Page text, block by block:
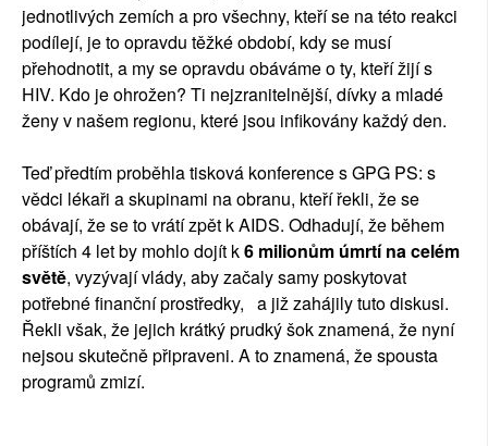
jednotlivých zemích a pro všechny, kteří se na této reakci
podílejí, je to opravdu těžké období, kdy se musí
přehodnotit, a my se opravdu obáváme o ty, kteří žijí s
HIV. Kdo je ohrožen? Ti nejzranitelnější, dívky a mladé
ženy v našem regionu, které jsou infikovány každý den.
Teď předtím proběhla tisková konference s GPG PS: s
vědci lékaři a skupinami na obranu, kteří řekli, že se
obávají, že se to vrátí zpět k AIDS. Odhadují, že během
příštích 4 let by mohlo dojít k6 milionům úmrtí na celém
světě, vyzývají vlády, aby začaly samy poskytovat
potřebné finanční prostředky, a již zahájily tuto diskusi.
Řekli však, že jejich krátký prudký šok znamená, že nyní
nejsou skutečně připraveni. A to znamená, že spousta
programů zmizí.